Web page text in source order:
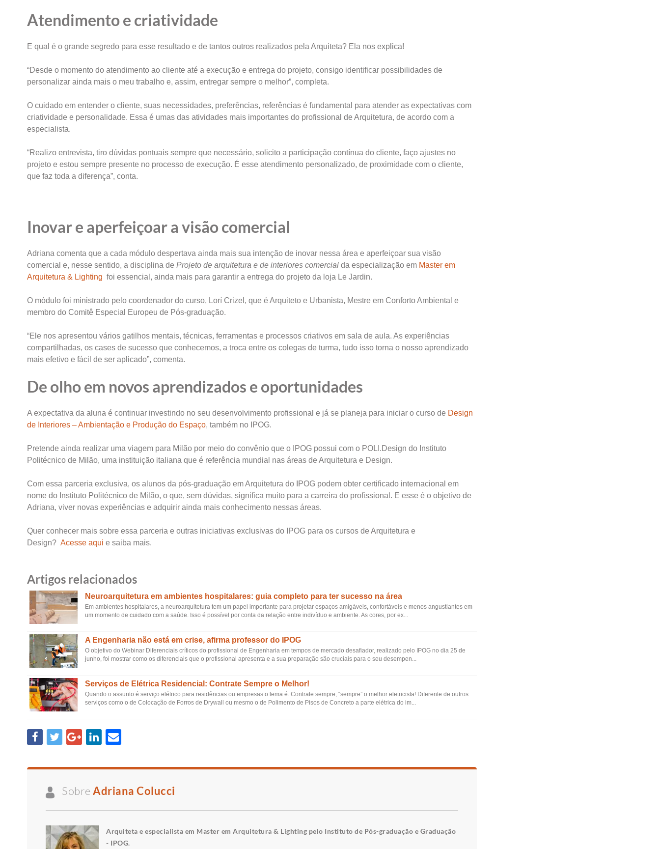
Atendimento e criatividade
E qual é o grande segredo para esse resultado e de tantos outros realizados pela Arquiteta? Ela nos explica!
“Desde o momento do atendimento ao cliente até a execução e entrega do projeto, consigo identificar possibilidades de
personalizar ainda mais o meu trabalho e, assim, entregar sempre o melhor”, completa.
O cuidado em entender o cliente, suas necessidades, preferências, referências é fundamental para atender as expectativas com
criatividade e personalidade. Essa é umas das atividades mais importantes do profissional de Arquitetura, de acordo com a
especialista.
“Realizo entrevista, tiro dúvidas pontuais sempre que necessário, solicito a participação contínua do cliente, faço ajustes no
projeto e estou sempre presente no processo de execução. É esse atendimento personalizado, de proximidade com o cliente,
que faz toda a diferença”, conta.
Inovar e aperfeiçoar a visão comercial
Adriana comenta que a cada módulo despertava ainda mais sua intenção de inovar nessa área e aperfeiçoar sua visão
comercial e, nesse sentido, a disciplina de Projeto de arquitetura e de interiores comercial da especialização em Master em
Arquitetura & Lighting foi essencial, ainda mais para garantir a entrega do projeto da loja Le Jardin.
O módulo foi ministrado pelo coordenador do curso, Lorí Crizel, que é Arquiteto e Urbanista, Mestre em Conforto Ambiental e
membro do Comitê Especial Europeu de Pós-graduação.
“Ele nos apresentou vários gatilhos mentais, técnicas, ferramentas e processos criativos em sala de aula. As experiências
compartilhadas, os cases de sucesso que conhecemos, a troca entre os colegas de turma, tudo isso torna o nosso aprendizado
mais efetivo e fácil de ser aplicado”, comenta.
De olho em novos aprendizados e oportunidades
A expectativa da aluna é continuar investindo no seu desenvolvimento profissional e já se planeja para iniciar o curso de Design
de Interiores – Ambientação e Produção do Espaço, também no IPOG.
Pretende ainda realizar uma viagem para Milão por meio do convênio que o IPOG possui com o POLI.Design do Instituto
Politécnico de Milão, uma instituição italiana que é referência mundial nas áreas de Arquitetura e Design.
Com essa parceria exclusiva, os alunos da pós-graduação em Arquitetura do IPOG podem obter certificado internacional em
nome do Instituto Politécnico de Milão, o que, sem dúvidas, significa muito para a carreira do profissional. E esse é o objetivo de
Adriana, viver novas experiências e adquirir ainda mais conhecimento nessas áreas.
Quer conhecer mais sobre essa parceria e outras iniciativas exclusivas do IPOG para os cursos de Arquitetura e
Design? Acesse aqui e saiba mais.
Artigos relacionados
Neuroarquitetura em ambientes hospitalares: guia completo para ter sucesso na área
Em ambientes hospitalares, a neuroarquitetura tem um papel importante para projetar espaços amigáveis, confortáveis e menos angustiantes em
um momento de cuidado com a saúde. Isso é possível por conta da relação entre indivíduo e ambiente. As cores, por ex...
A Engenharia não está em crise, afirma professor do IPOG
O objetivo do Webinar Diferenciais críticos do profissional de Engenharia em tempos de mercado desafiador, realizado pelo IPOG no dia 25 de
junho, foi mostrar como os diferenciais que o profissional apresenta e a sua preparação são cruciais para o seu desempen...
Serviços de Elétrica Residencial: Contrate Sempre o Melhor!
Quando o assunto é serviço elétrico para residências ou empresas o lema é: Contrate sempre, “sempre” o melhor eletricista! Diferente de outros
serviços como o de Colocação de Forros de Drywall ou mesmo o de Polimento de Pisos de Concreto a parte elétrica do im...
Sobre Adriana Colucci
Arquiteta e especialista em Master em Arquitetura & Lighting pelo Instituto de Pós-graduação e Graduação
- IPOG.